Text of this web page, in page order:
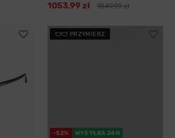
1053,99 zł 1849,99 zł
PRZYMIERZ
-52% WYSYŁKA 24H